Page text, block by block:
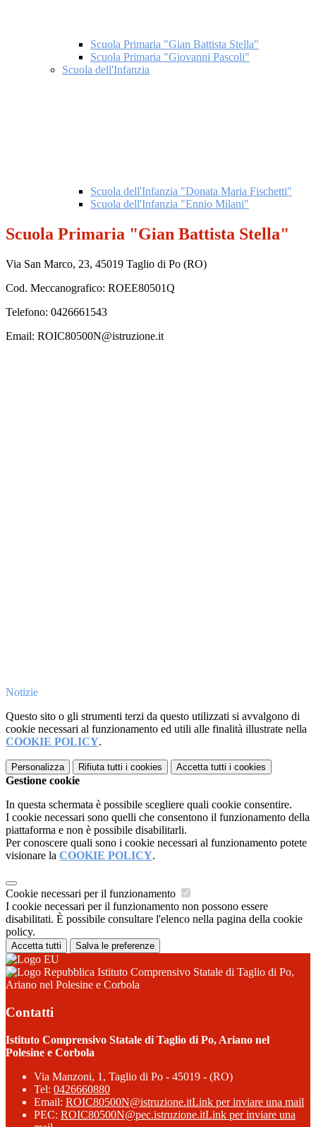
Scuola Primaria "Gian Battista Stella"
Scuola Primaria "Giovanni Pascoli"
Scuola dell'Infanzia
Scuola dell'Infanzia "Donata Maria Fischetti"
Scuola dell'Infanzia "Ennio Milani"
Scuola Primaria "Gian Battista Stella"
Via San Marco, 23, 45019 Taglio di Po (RO)
Cod. Meccanografico: ROEE80501Q
Telefono: 0426661543
Email: ROIC80500N@istruzione.it
Notizie
Questo sito o gli strumenti terzi da questo utilizzati si avvalgono di
cookie necessari al funzionamento ed utili alle finalità illustrate nella
COOKIE POLICY.
Personalizza Rifiuta tutti i cookies Accetta tutti i cookies
Gestione cookie
In questa schermata è possibile scegliere quali cookie consentire.
I cookie necessari sono quelli che consentono il funzionamento della
piattaforma e non è possibile disabilitarli.
Per conoscere quali sono i cookie necessari al funzionamento potete
visionare la COOKIE POLICY.
Cookie necessari per il funzionamento
I cookie necessari per il funzionamento non possono essere
disabilitati. È possibile consultare l'elenco nella pagina della cookie
policy.
Accetta tutti Salva le preferenze
Istituto Comprensivo Statale di Taglio di Po,
Ariano nel Polesine e Corbola
Contatti
Istituto Comprensivo Statale di Taglio di Po, Ariano nel
Polesine e Corbola
Via Manzoni, 1, Taglio di Po - 45019 - (RO)
Tel: 0426660880
Email: ROIC80500N@istruzione.itLink per inviare una mail
PEC: ROIC80500N@pec.istruzione.itLink per inviare una